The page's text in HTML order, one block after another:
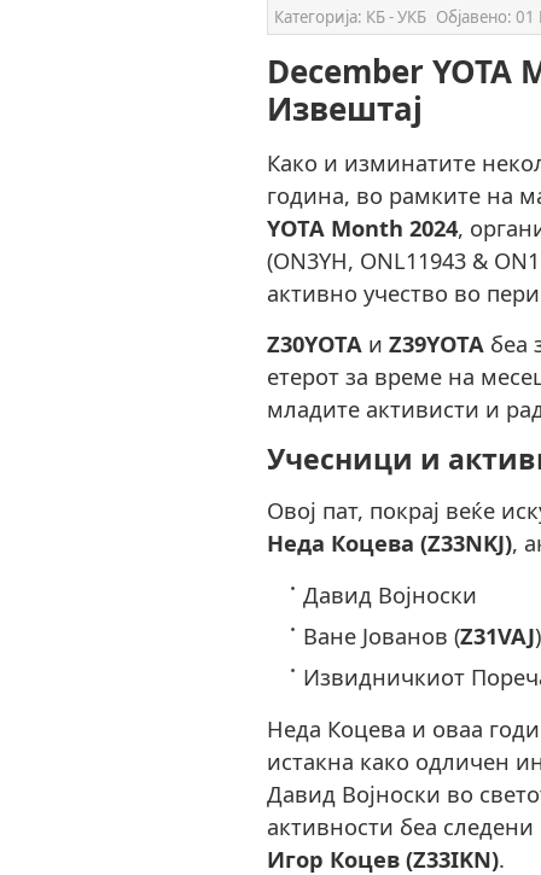
Категорија: КБ - УКБ Објавено: 01
December YOTA
Извештај
Како и изминатите
година, во рамките на
YOTA Month 2024,
(ON3YH, ONL11943 &
активно учество во
Z30YOTA и Z39YOTA беа
етерот за време на
младите активисти и
Учесници и
Овој пат, покрај веќе
Неда Коцева (Z33NKJ),
Давид Војноски
Ване Јованов (Z31VAJ
Извидничкиот
Неда Коцева и оваа
истакна како одличен
Давид Војноски во
активности беа
Игор Коцев (Z33IKN).